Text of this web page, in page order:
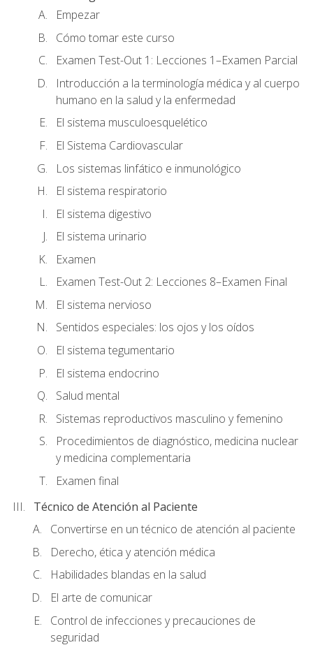
Empezar
Cómo tomar este curso
Examen Test-Out 1: Lecciones 1–Examen Parcial
Introducción a la terminología médica y al cuerpo
humano en la salud y la enfermedad
El sistema musculoesquelético
El Sistema Cardiovascular
Los sistemas linfático e inmunológico
El sistema respiratorio
El sistema digestivo
El sistema urinario
Examen
Examen Test-Out 2: Lecciones 8–Examen Final
El sistema nervioso
Sentidos especiales: los ojos y los oídos
El sistema tegumentario
El sistema endocrino
Salud mental
Sistemas reproductivos masculino y femenino
Procedimientos de diagnóstico, medicina nuclear
y medicina complementaria
Examen final
Técnico de Atención al Paciente
Convertirse en un técnico de atención al paciente
Derecho, ética y atención médica
Habilidades blandas en la salud
El arte de comunicar
Control de infecciones y precauciones de
seguridad